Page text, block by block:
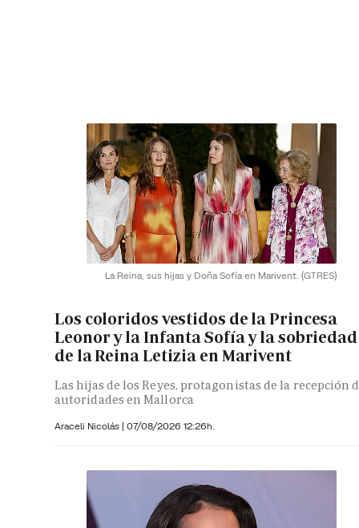
La Reina, sus hijas y Doña Sofía en Marivent. (GTRES)
Los coloridos vestidos de la Princesa
Leonor y la Infanta Sofía y la sobriedad
de la Reina Letizia en Marivent
Las hijas de los Reyes, protagonistas de la recepción
autoridades en Mallorca
Araceli Nicolás | 07/08/2026 12:26h.